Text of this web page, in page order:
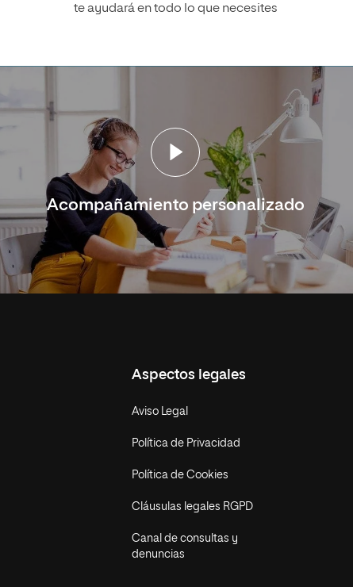
te ayudará en todo lo que necesites
Acompañamiento personalizado
Aspectos legales
Aviso Legal
Política de Privacidad
Política de Cookies
Cláusulas legales RGPD
Canal de consultas y
denuncias